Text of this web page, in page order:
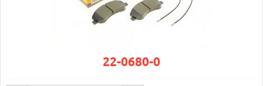
22-0680-0